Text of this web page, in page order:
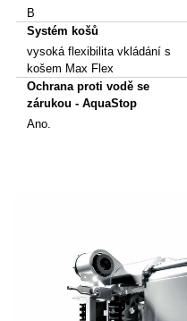
B
Systém košů
vysoká flexibilita vkládání s
košem Max Flex
Ochrana proti vodě se
zárukou - AquaStop
Ano.